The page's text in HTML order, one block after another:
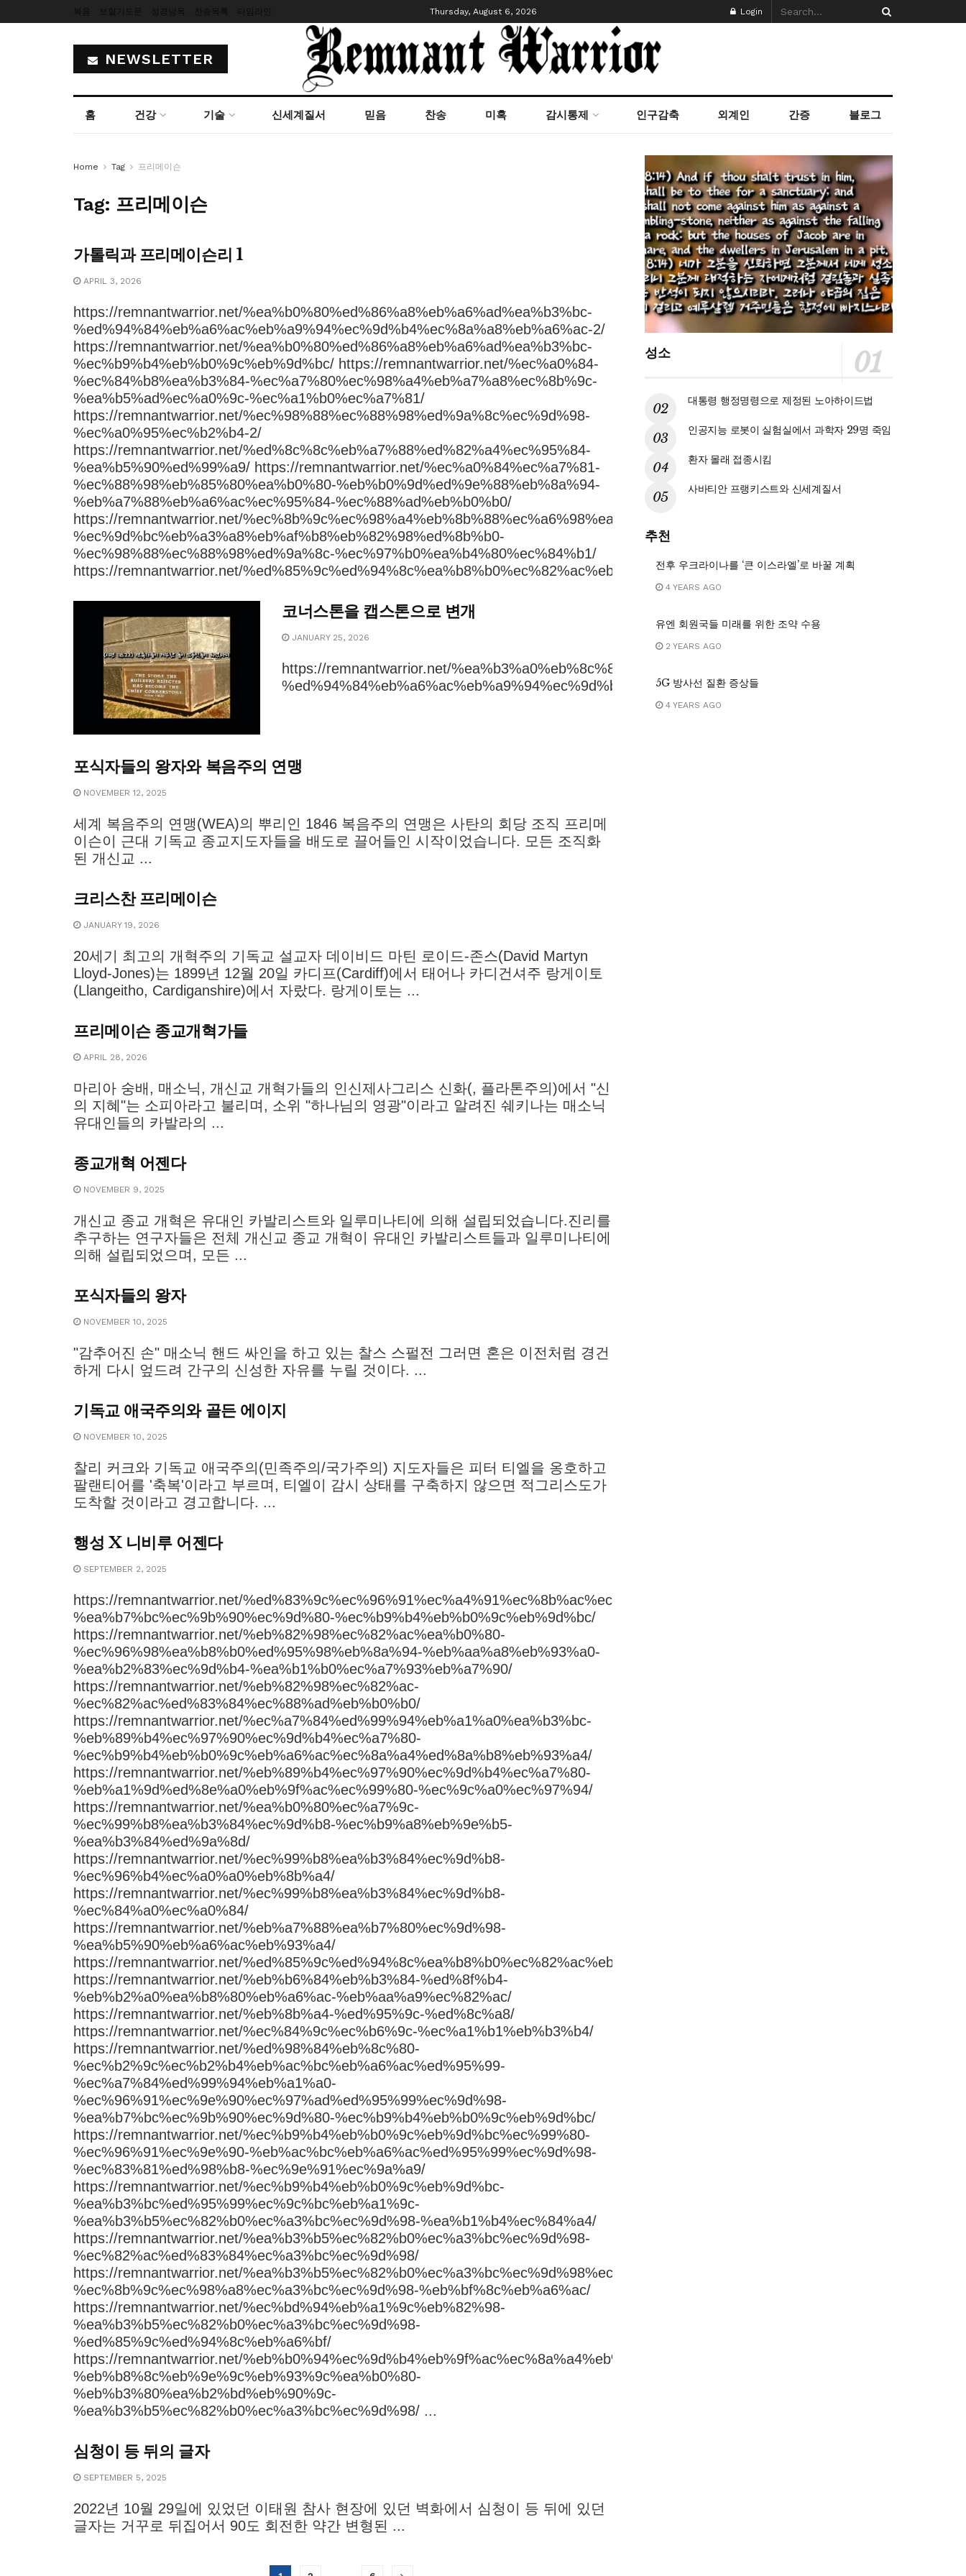
Thursday, August 6, 2026 Login
NEWSLETTER
홈 건강 기술 신세계질서 믿음 찬송 미혹 감시통제 인구감축 외계인 간증 블로그
Home Tag 프리메이슨
Tag: 프리메이슨
가톨릭과 프리메이슨리 1
APRIL 3, 2026
https://remnantwarrior.net/%ea%b0%80%ed%86%a8%eb%a6%ad%ea%b3%bc-
%ed%94%84%eb%a6%ac%eb%a9%94%ec%9d%b4%ec%8a%a8%eb%a6%ac-2/
https://remnantwarrior.net/%ea%b0%80%ed%86%a8%eb%a6%ad%ea%b3%bc-
%ec%b9%b4%eb%b0%9c%eb%9d%bc/ https://remnantwarrior.net/%ec%a0%84-
%ec%84%b8%ea%b3%84-%ec%a7%80%ec%98%a4%eb%a7%a8%ec%8b%9c-
%ea%b5%ad%ec%a0%9c-%ec%a1%b0%ec%a7%81/
https://remnantwarrior.net/%ec%98%88%ec%88%98%ed%9a%8c%ec%9d%98-
%ec%a0%95%ec%b2%b4-2/
https://remnantwarrior.net/%ed%8c%8c%eb%a7%88%ed%82%a4%ec%95%84-
%ea%b5%90%ed%99%a9/ https://remnantwarrior.net/%ec%a0%84%ec%a7%81-
%ec%88%98%eb%85%80%ea%b0%80-%eb%b0%9d%ed%9e%88%eb%8a%94-
%eb%a7%88%eb%a6%ac%ec%95%84-%ec%88%ad%eb%b0%b0/
https://remnantwarrior.net/%ec%8b%9c%ec%98%a4%eb%8b%88%ec%a6%98%ea%b3%bc-
%ec%9d%bc%eb%a3%a8%eb%af%b8%eb%82%98%ed%8b%b0-
%ec%98%88%ec%88%98%ed%9a%8c-%ec%97%b0%ea%b4%80%ec%84%b1/
https://remnantwarrior.net/%ed%85%9c%ed%94%8c%ea%b8%b0%ec%82%ac%eb%8b%a8/
코너스톤을 캡스톤으로 변개
JANUARY 25, 2026
https://remnantwarrior.net/%ea%b3%a0%eb%8c%80-
%ed%94%84%eb%a6%ac%eb%a9%94%ec%9d%b4%ec%8a%a8%eb%a6%ac/
포식자들의 왕자와 복음주의 연맹
NOVEMBER 12, 2025
세계 복음주의 연맹(WEA)의 뿌리인 1846 복음주의 연맹은 사탄의 회당 조직 프리메
이슨이 근대 기독교 종교지도자들을 배도로 끌어들인 시작이었습니다. 모든 조직화
된 개신교 ...
크리스찬 프리메이슨
JANUARY 19, 2026
20세기 최고의 개혁주의 기독교 설교자 데이비드 마틴 로이드-존스(David Martyn
Lloyd-Jones)는 1899년 12월 20일 카디프(Cardiff)에서 태어나 카디건셔주 랑게이토
(Llangeitho, Cardiganshire)에서 자랐다. 랑게이토는 ...
프리메이슨 종교개혁가들
APRIL 28, 2026
마리아 숭배, 매소닉, 개신교 개혁가들의 인신제사그리스 신화(, 플라톤주의)에서 "신
의 지혜"는 소피아라고 불리며, 소위 "하나님의 영광"이라고 알려진 쉐키나는 매소닉
유대인들의 카발라의 ...
종교개혁 어젠다
NOVEMBER 9, 2025
개신교 종교 개혁은 유대인 카발리스트와 일루미나티에 의해 설립되었습니다.진리를
추구하는 연구자들은 전체 개신교 종교 개혁이 유대인 카발리스트들과 일루미나티에
의해 설립되었으며, 모든 ...
포식자들의 왕자
NOVEMBER 10, 2025
"감추어진 손" 매소닉 핸드 싸인을 하고 있는 찰스 스펄전 그러면 혼은 이전처럼 경건
하게 다시 엎드려 간구의 신성한 자유를 누릴 것이다. ...
기독교 애국주의와 골든 에이지
NOVEMBER 10, 2025
찰리 커크와 기독교 애국주의(민족주의/국가주의) 지도자들은 피터 티엘을 옹호하고
팔랜티어를 '축복'이라고 부르며, 티엘이 감시 상태를 구축하지 않으면 적그리스도가
도착할 것이라고 경고합니다. ...
행성 X 니비루 어젠다
SEPTEMBER 2, 2025
https://remnantwarrior.net/%ed%83%9c%ec%96%91%ec%a4%91%ec%8b%ac%ec%84%a4%ec%9d%98-
%ea%b7%bc%ec%9b%90%ec%9d%80-%ec%b9%b4%eb%b0%9c%eb%9d%bc/
https://remnantwarrior.net/%eb%82%98%ec%82%ac%ea%b0%80-
%ec%96%98%ea%b8%b0%ed%95%98%eb%8a%94-%eb%aa%a8%eb%93%a0-
%ea%b2%83%ec%9d%b4-%ea%b1%b0%ec%a7%93%eb%a7%90/
https://remnantwarrior.net/%eb%82%98%ec%82%ac-
%ec%82%ac%ed%83%84%ec%88%ad%eb%b0%b0/
https://remnantwarrior.net/%ec%a7%84%ed%99%94%eb%a1%a0%ea%b3%bc-
%eb%89%b4%ec%97%90%ec%9d%b4%ec%a7%80-
%ec%b9%b4%eb%b0%9c%eb%a6%ac%ec%8a%a4%ed%8a%b8%eb%93%a4/
https://remnantwarrior.net/%eb%89%b4%ec%97%90%ec%9d%b4%ec%a7%80-
%eb%a1%9d%ed%8e%a0%eb%9f%ac%ec%99%80-%ec%9c%a0%ec%97%94/
https://remnantwarrior.net/%ea%b0%80%ec%a7%9c-
%ec%99%b8%ea%b3%84%ec%9d%b8-%ec%b9%a8%eb%9e%b5-
%ea%b3%84%ed%9a%8d/
https://remnantwarrior.net/%ec%99%b8%ea%b3%84%ec%9d%b8-
%ec%96%b4%ec%a0%a0%eb%8b%a4/
https://remnantwarrior.net/%ec%99%b8%ea%b3%84%ec%9d%b8-
%ec%84%a0%ec%a0%84/
https://remnantwarrior.net/%eb%a7%88%ea%b7%80%ec%9d%98-
%ea%b5%90%eb%a6%ac%eb%93%a4/
https://remnantwarrior.net/%ed%85%9c%ed%94%8c%ea%b8%b0%ec%82%ac%eb%8b%a8/
https://remnantwarrior.net/%eb%b6%84%eb%b3%84-%ed%8f%b4-
%eb%b2%a0%ea%b8%80%eb%a6%ac-%eb%aa%a9%ec%82%ac/
https://remnantwarrior.net/%eb%8b%a4-%ed%95%9c-%ed%8c%a8/
https://remnantwarrior.net/%ec%84%9c%ec%b6%9c-%ec%a1%b1%eb%b3%b4/
https://remnantwarrior.net/%ed%98%84%eb%8c%80-
%ec%b2%9c%ec%b2%b4%eb%ac%bc%eb%a6%ac%ed%95%99-
%ec%a7%84%ed%99%94%eb%a1%a0-
%ec%96%91%ec%9e%90%ec%97%ad%ed%95%99%ec%9d%98-
%ea%b7%bc%ec%9b%90%ec%9d%80-%ec%b9%b4%eb%b0%9c%eb%9d%bc/
https://remnantwarrior.net/%ec%b9%b4%eb%b0%9c%eb%9d%bc%ec%99%80-
%ec%96%91%ec%9e%90-%eb%ac%bc%eb%a6%ac%ed%95%99%ec%9d%98-
%ec%83%81%ed%98%b8-%ec%9e%91%ec%9a%a9/
https://remnantwarrior.net/%ec%b9%b4%eb%b0%9c%eb%9d%bc-
%ea%b3%bc%ed%95%99%ec%9c%bc%eb%a1%9c-
%ea%b3%b5%ec%82%b0%ec%a3%bc%ec%9d%98-%ea%b1%b4%ec%84%a4/
https://remnantwarrior.net/%ea%b3%b5%ec%82%b0%ec%a3%bc%ec%9d%98-
%ec%82%ac%ed%83%84%ec%a3%bc%ec%9d%98/
https://remnantwarrior.net/%ea%b3%b5%ec%82%b0%ec%a3%bc%ec%9d%98%ec%99%80-
%ec%8b%9c%ec%98%a8%ec%a3%bc%ec%9d%98-%eb%bf%8c%eb%a6%ac/
https://remnantwarrior.net/%ec%bd%94%eb%a1%9c%eb%82%98-
%ea%b3%b5%ec%82%b0%ec%a3%bc%ec%9d%98-
%ed%85%9c%ed%94%8c%eb%a6%bf/
https://remnantwarrior.net/%eb%b0%94%ec%9d%b4%eb%9f%ac%ec%8a%a4%eb%a1%9c-
%eb%b8%8c%eb%9e%9c%eb%93%9c%ea%b0%80-
%eb%b3%80%ea%b2%bd%eb%90%9c-
%ea%b3%b5%ec%82%b0%ec%a3%bc%ec%9d%98/ ...
심청이 등 뒤의 글자
SEPTEMBER 5, 2025
2022년 10월 29일에 있었던 이태원 참사 현장에 있던 벽화에서 심청이 등 뒤에 있던
글자는 거꾸로 뒤집어서 90도 회전한 약간 변형된 ...
성소
대통령 행정명령으로 제정된 노아하이드법
인공지능 로봇이 실험실에서 과학자 29명 죽임
환자 몰래 접종시킴
사바티안 프랭키스트와 신세계질서
추천
전후 우크라이나를 ‘큰 이스라엘’로 바꿀 계획
4 YEARS AGO
유엔 회원국들 미래를 위한 조약 수용
2 YEARS AGO
5G 방사선 질환 증상들
4 YEARS AGO